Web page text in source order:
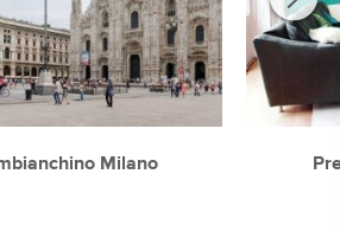
Milano